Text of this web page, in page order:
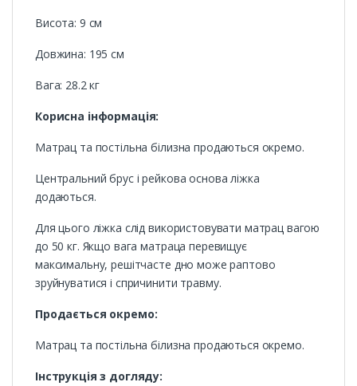
Висота: 9 см
Довжина: 195 см
Вага: 28.2 кг
Корисна інформація:
Матрац та постільна білизна продаються окремо.
Центральний брус і рейкова основа ліжка
додаються.
Для цього ліжка слід використовувати матрац вагою
до 50 кг. Якщо вага матраца перевищує
максимальну, решітчасте дно може раптово
зруйнуватися і спричинити травму.
Продається окремо:
Матрац та постільна білизна продаються окремо.
Інструкція з догляду: